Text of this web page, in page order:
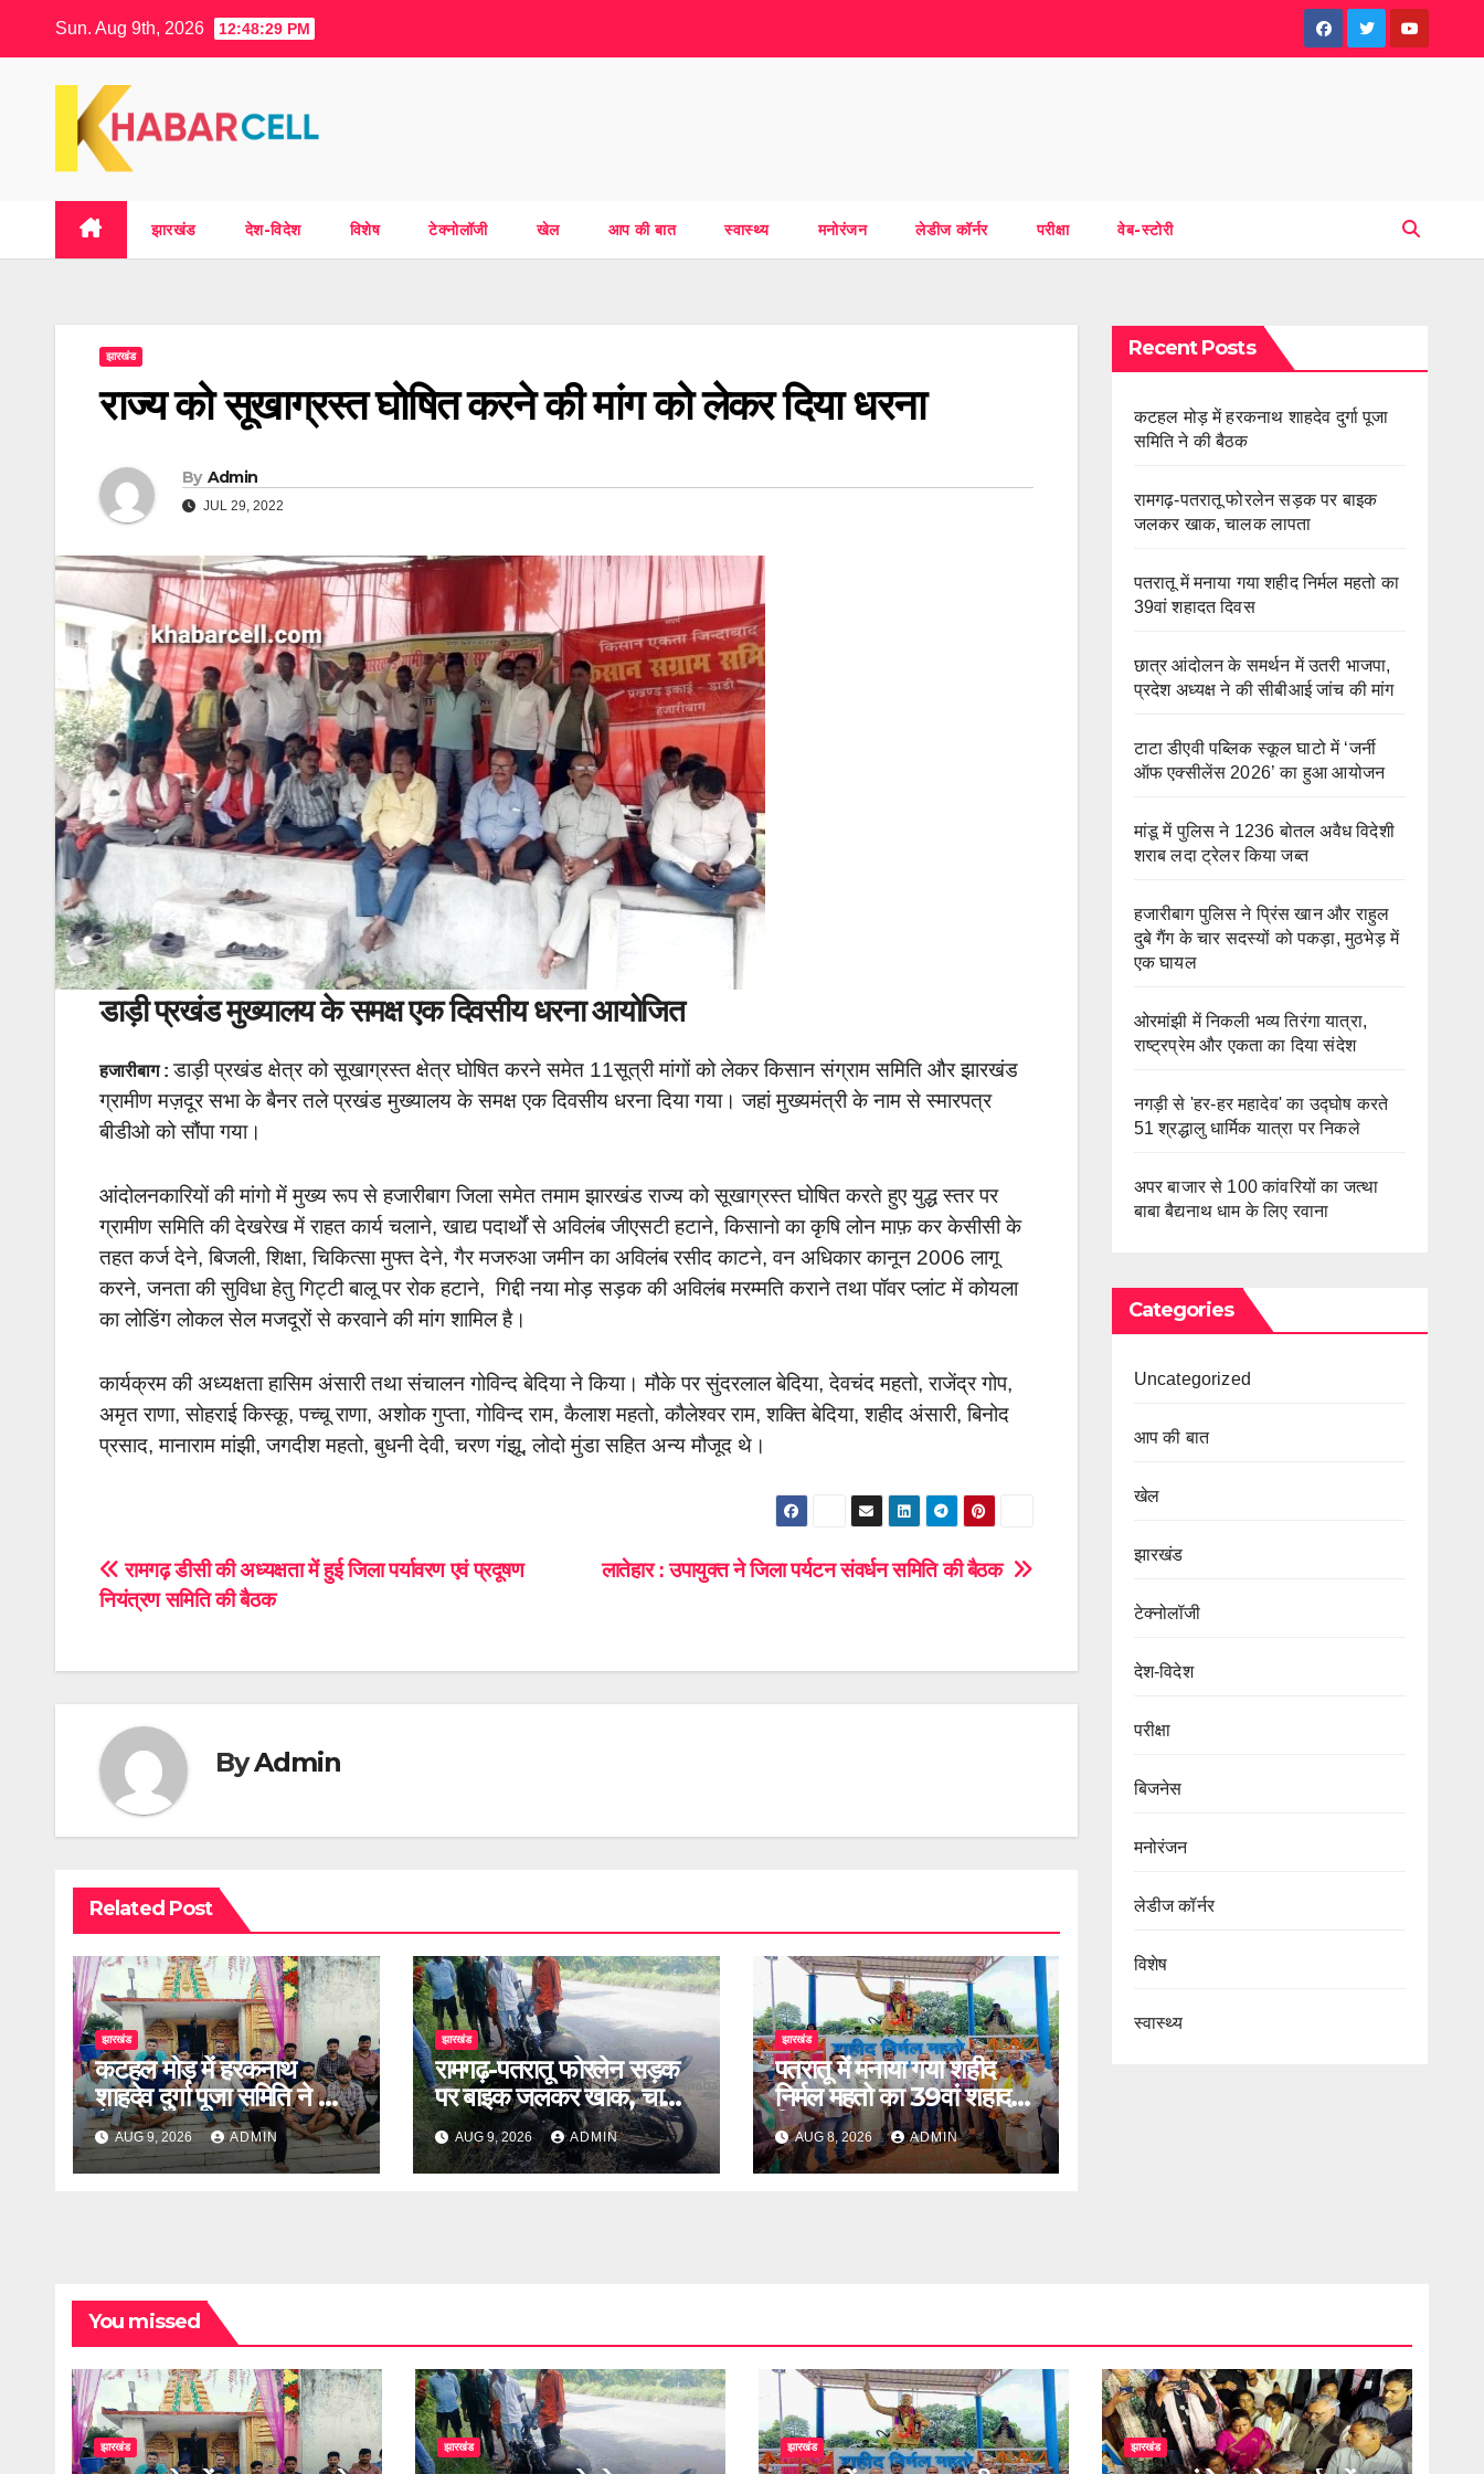
content
Sun. Aug 9th, 2026 12:48:30 PM
झारखंड देश-विदेश विशेष टेक्नोलॉजी खेल आप की बात स्वास्थ्य मनोरंजन लेडीज कॉर्नर परीक्षा वेब-स्टोरी
झारखंड
राज्य को सूखाग्रस्त घोषित करने की मांग को लेकर दिया धरना
By Admin
JUL 29, 2022
डाड़ी प्रखंड मुख्यालय के समक्ष एक दिवसीय धरना आयोजित
हजारीबाग :डाड़ी प्रखंड क्षेत्र को सूखाग्रस्त क्षेत्र घोषित करने समेत 11सूत्री मांगों को लेकर किसान संग्राम समिति और झारखंड
ग्रामीण मज़दूर सभा के बैनर तले प्रखंड मुख्यालय के समक्ष एक दिवसीय धरना दिया गया। जहां मुख्यमंत्री के नाम से स्मारपत्र
बीडीओ को सौंपा गया।
आंदोलनकारियों की मांगो में मुख्य रूप से हजारीबाग जिला समेत तमाम झारखंड राज्य को सूखाग्रस्त घोषित करते हुए युद्ध स्तर पर
ग्रामीण समिति की देखरेख में राहत कार्य चलाने, खाद्य पदार्थों से अविलंब जीएसटी हटाने, किसानो का कृषि लोन माफ़ कर केसीसी के
तहत कर्ज देने, बिजली, शिक्षा, चिकित्सा मुफ्त देने, गैर मजरुआ जमीन का अविलंब रसीद काटने, वन अधिकार कानून 2006 लागू
करने, जनता की सुविधा हेतु गिट्टी बालू पर रोक हटाने, गिद्दी नया मोड़ सड़क की अविलंब मरम्मति कराने तथा पॉवर प्लांट में कोयला
का लोडिंग लोकल सेल मजदूरों से करवाने की मांग शामिल है।
कार्यक्रम की अध्यक्षता हासिम अंसारी तथा संचालन गोविन्द बेदिया ने किया। मौके पर सुंदरलाल बेदिया, देवचंद महतो, राजेंद्र गोप,
अमृत राणा, सोहराई किस्कू, पच्चू राणा, अशोक गुप्ता, गोविन्द राम, कैलाश महतो, कौलेश्वर राम, शक्ति बेदिया, शहीद अंसारी, बिनोद
प्रसाद, मानाराम मांझी, जगदीश महतो, बुधनी देवी, चरण गंझू, लोदो मुंडा सहित अन्य मौजूद थे।
Post
navigation
लातेहार : उपायुक्त ने जिला पर्यटन संवर्धन समिति की बैठक
रामगढ़ डीसी की अध्यक्षता में हुई जिला पर्यावरण एवं प्रदूषण
नियंत्रण समिति की बैठक
ByAdmin
Related Post
झारखंड
कटहल मोड़ में हरकनाथ
शाहदेव दुर्गा पूजा समिति ने की
बैठक
AUG 9, 2026 ADMIN
झारखंड
रामगढ़-पतरातू फोरलेन सड़क
पर बाइक जलकर खाक, चालक
लापता
AUG 9, 2026 ADMIN
झारखंड
पतरातू में मनाया गया शहीद
निर्मल महतो का 39वां शहादत
दिवस
AUG 8, 2026 ADMIN
Recent Posts
कटहल मोड़ में हरकनाथ शाहदेव दुर्गा पूजा
समिति ने की बैठक
रामगढ़-पतरातू फोरलेन सड़क पर बाइक
जलकर खाक, चालक लापता
पतरातू में मनाया गया शहीद निर्मल महतो का
39वां शहादत दिवस
छात्र आंदोलन के समर्थन में उतरी भाजपा,
प्रदेश अध्यक्ष ने की सीबीआई जांच की मांग
टाटा डीएवी पब्लिक स्कूल घाटो में ‘जर्नी
ऑफ एक्सीलेंस 2026’ का हुआ आयोजन
मांडू में पुलिस ने 1236 बोतल अवैध विदेशी
शराब लदा ट्रेलर किया जब्त
हजारीबाग पुलिस ने प्रिंस खान और राहुल
दुबे गैंग के चार सदस्यों को पकड़ा, मुठभेड़ में
एक घायल
ओरमांझी में निकली भव्य तिरंगा यात्रा,
राष्ट्रप्रेम और एकता का दिया संदेश
नगड़ी से 'हर-हर महादेव' का उद्घोष करते
51 श्रद्धालु धार्मिक यात्रा पर निकले
अपर बाजार से 100 कांवरियों का जत्था
बाबा बैद्यनाथ धाम के लिए रवाना
Categories
Uncategorized
आप की बात
खेल
झारखंड
टेक्नोलॉजी
देश-विदेश
परीक्षा
बिजनेस
मनोरंजन
लेडीज कॉर्नर
विशेष
स्वास्थ्य
You missed
झारखंड झारखंड झारखंड झारखंड